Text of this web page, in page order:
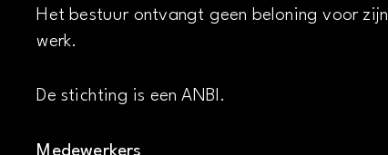
Het bestuur ontvangt geen beloning voor zijn
werk.
De stichting is een ANBI.
Medewerkers